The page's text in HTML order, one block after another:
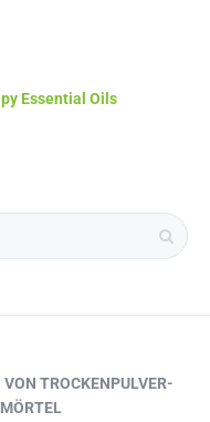
Essential Oils
TROCKENPULVER-